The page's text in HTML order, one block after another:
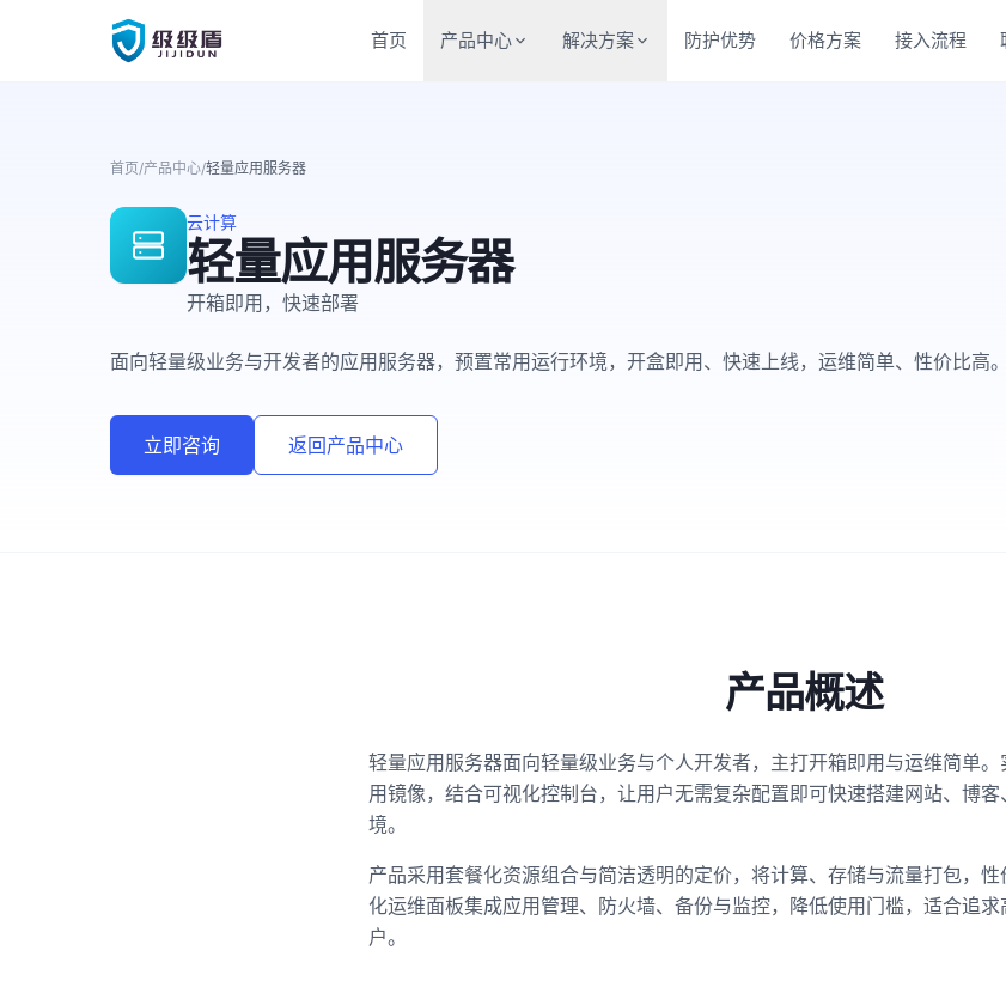
首页 产品中心 解决方案 防护优势 价格方案 接入流程
首页/产品中心/轻量应用服务器
云计算
轻量应用服务器
开箱即用，快速部署
面向轻量级业务与开发者的应用服务器，预置常用运行环境，开盒即用、快速上线，运维简单、性价比高。
立即咨询 返回产品中心
产品概述
轻量应用服务器面向轻量级业务与个人开发者，主打开箱即用与运维简单
用镜像，结合可视化控制台，让用户无需复杂配置即可快速搭建网站、博
境。
产品采用套餐化资源组合与简洁透明的定价，将计算、存储与流量打包，
化运维面板集成应用管理、防火墙、备份与监控，降低使用门槛，适合追
户。